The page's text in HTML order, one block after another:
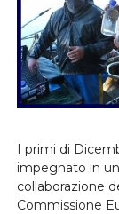
I primi di
impegnato in
collaborazione
Commissione